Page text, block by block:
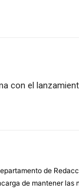
con el
de
de mantener las